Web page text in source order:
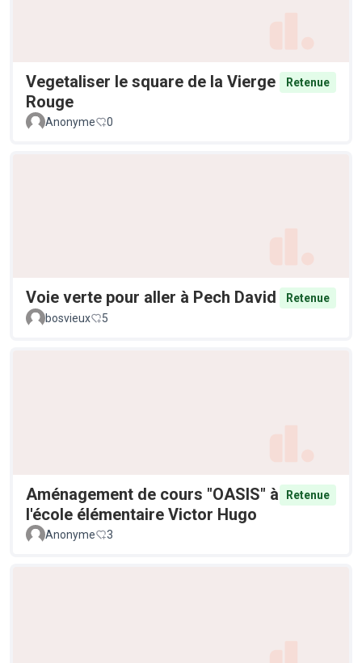
Vegetaliser le square de la Vierge
Rouge
Retenue
Anonyme 0
Voie verte pour aller à Pech David
Retenue
bosvieux
5
Aménagement de cours "OASIS" à
l'école élémentaire Victor Hugo
Retenue
Anonyme 3